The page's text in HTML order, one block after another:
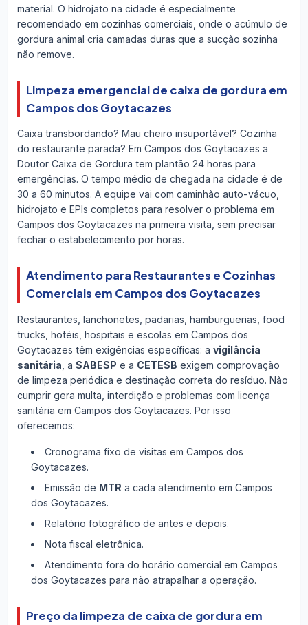
material. O hidrojato na cidade é especialmente
recomendado em cozinhas comerciais, onde o acúmulo de
gordura animal cria camadas duras que a sucção sozinha
não remove.
Limpeza emergencial de caixa de gordura em
Campos dos Goytacazes
Caixa transbordando? Mau cheiro insuportável? Cozinha
do restaurante parada? Em Campos dos Goytacazes a
Doutor Caixa de Gordura tem plantão 24 horas para
emergências. O tempo médio de chegada na cidade é de
30 a 60 minutos. A equipe vai com caminhão auto-vácuo,
hidrojato e EPIs completos para resolver o problema em
Campos dos Goytacazes na primeira visita, sem precisar
fechar o estabelecimento por horas.
Atendimento para Restaurantes e Cozinhas
Comerciais em Campos dos Goytacazes
Restaurantes, lanchonetes, padarias, hamburguerias, food
trucks, hotéis, hospitais e escolas em Campos dos
Goytacazes têm exigências específicas: a vigilância
sanitária , a SABESP e a CETESB exigem comprovação
de limpeza periódica e destinação correta do resíduo. Não
cumprir gera multa, interdição e problemas com licença
sanitária em Campos dos Goytacazes. Por isso
oferecemos:
Cronograma fixo de visitas em Campos dos
Goytacazes.
Emissão de MTR a cada atendimento em Campos
dos Goytacazes.
Relatório fotográfico de antes e depois.
Nota fiscal eletrônica.
Atendimento fora do horário comercial em Campos
dos Goytacazes para não atrapalhar a operação.
Preço da limpeza de caixa de gordura em